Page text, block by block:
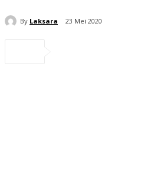
By Laksara 23 Mei 2020